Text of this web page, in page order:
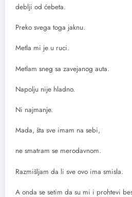
deblji od ćebeta.
Preko svega toga jaknu.
Metla mi je u ruci.
Metlam sneg sa zavejanog auta.
Napolju nije hladno.
Ni najmanje.
Mada, šta sve imam na sebi,
ne smatram se merodavnom.
Razmišljam da li sve ovo ima smisla.
A onda se setim da su mi i prohtevi